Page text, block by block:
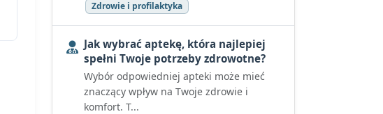
Zdrowie i profilaktyka
Jak wybrać aptekę, która najlepiej
spełni Twoje potrzeby zdrowotne?
Wybór odpowiedniej apteki może mieć
znaczący wpływ na Twoje zdrowie i
komfort. T...